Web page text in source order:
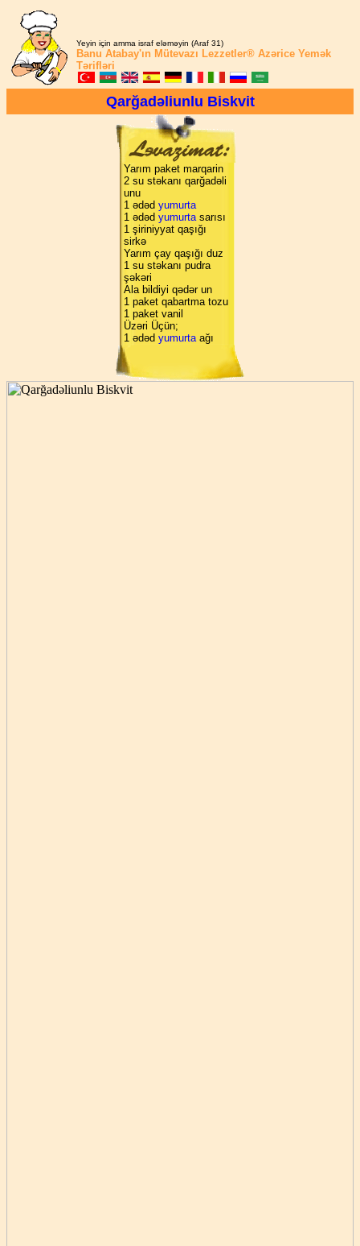
Yeyin için amma israf eləməyin (Araf 31)
Banu Atabay'ın Mütevazı Lezzetler® Azərice Yemək
Tərifləri
Qarğadəliunlu Biskvit
Yarım paket marqarin
2 su stəkanı qarğadəli
unu
1 ədəd yumurta
1 ədəd yumurtasarısı
1 şiriniyyat qaşığı
sirkə
Yarım çay qaşığı duz
1 su stəkanı pudra
şəkəri
Ala bildiyi qədər un
1 paket qabartma tozu
1 paket vanil
Üzəri Üçün;
1 ədəd yumurtaağı